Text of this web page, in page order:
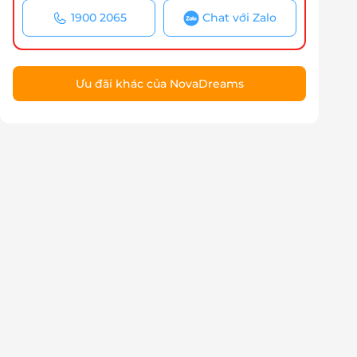
1900 2065 Chat với Zalo
Ưu đãi khác của NovaDreams